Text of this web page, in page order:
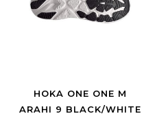
HOKA ONE ONE M
ARAHI 9 BLACK/WHITE